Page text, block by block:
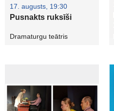
17. augusts, 19:30
Pusnakts ruksīši
Dramaturgu teātris